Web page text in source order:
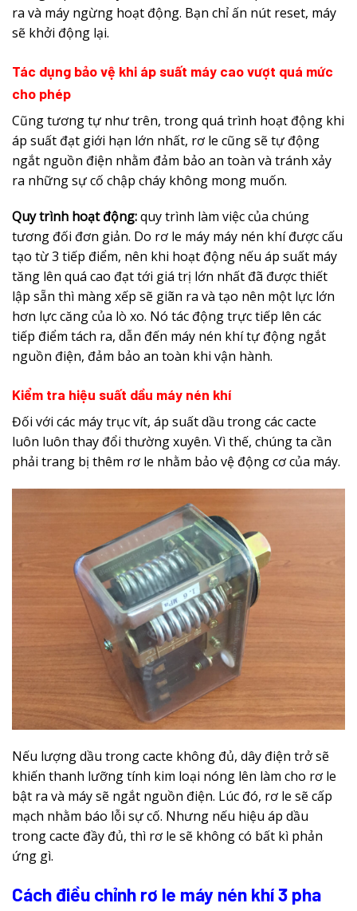
ra và máy ngừng hoạt động. Bạn chỉ ấn nút reset, máy
sẽ khởi động lại.
Tác dụng bảo vệ khi áp suất máy cao vượt quá mức
cho phép
Cũng tương tự như trên, trong quá trình hoạt động khi
áp suất đạt giới hạn lớn nhất, rơ le cũng sẽ tự động
ngắt nguồn điện nhằm đảm bảo an toàn và tránh xảy
ra những sự cố chập cháy không mong muốn.
Quy trình hoạt động:quy trình làm việc của chúng
tương đối đơn giản. Do rơ le máy máy nén khí được cấu
tạo từ 3 tiếp điểm, nên khi hoạt động nếu áp suất máy
tăng lên quá cao đạt tới giá trị lớn nhất đã được thiết
lập sẵn thì màng xếp sẽ giãn ra và tạo nên một lực lớn
hơn lực căng của lò xo. Nó tác động trực tiếp lên các
tiếp điểm tách ra, dẫn đến máy nén khí tự động ngắt
nguồn điện, đảm bảo an toàn khi vận hành.
Kiểm tra hiệu suất dầu máy nén khí
Đối với các máy trục vít, áp suất dầu trong các cacte
luôn luôn thay đổi thường xuyên. Vì thế, chúng ta cần
phải trang bị thêm rơ le nhằm bảo vệ động cơ của máy.
Nếu lượng dầu trong cacte không đủ, dây điện trở sẽ
khiến thanh lưỡng tính kim loại nóng lên làm cho rơ le
bật ra và máy sẽ ngắt nguồn điện. Lúc đó, rơ le sẽ cấp
mạch nhằm báo lỗi sự cố. Nhưng nếu hiệu áp dầu
trong cacte đầy đủ, thì rơ le sẽ không có bất kì phản
ứng gì.
Cách điều chỉnh rơ le máy nén khí 3 pha